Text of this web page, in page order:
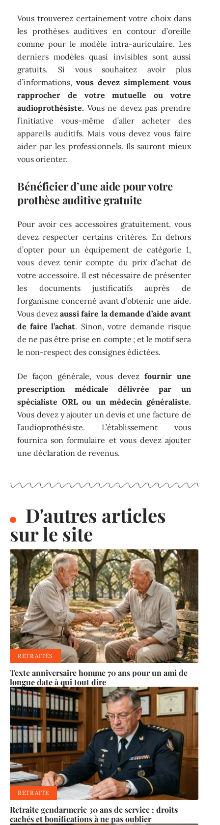
Vous trouverez certainement votre choix dans
les prothèses auditives en contour d’oreille
comme pour le modèle intra-auriculaire. Les
derniers modèles quasi invisibles sont aussi
gratuits. Si vous souhaitez avoir plus
d’informations,vous devez simplement vous
rapprocher de votre mutuelle ou votre
audioprothésiste. Vous ne devez pas prendre
l’initiative vous-même d’aller acheter des
appareils auditifs. Mais vous devez vous faire
aider par les professionnels. Ils sauront mieux
vous orienter.
Bénéficier d’une aide pour votre
prothèse auditive gratuite
Pour avoir ces accessoires gratuitement, vous
devez respecter certains critères. En dehors
d’opter pour un équipement de catégorie 1,
vous devez tenir compte du prix d’achat de
votre accessoire. Il est nécessaire de présenter
les documents justificatifs auprès de
l’organisme concerné avant d’obtenir une aide.
Vous devezaussi faire la demande d’aide avant
de faire l’achat. Sinon, votre demande risque
de ne pas être prise en compte ; et le motif sera
le non-respect des consignes édictées.
De façon générale, vous devez fournir une
prescription médicale délivrée par un
spécialiste ORL ou un médecin généraliste.
Vous devez y ajouter un devis et une facture de
l’audioprothésiste. L’établissement vous
fournira son formulaire et vous devez ajouter
une déclaration de revenus.
D'autres articles
sur le site
RETRAITÉS
Texte anniversaire homme 70 ans pour un ami de
longue date à qui tout dire
RETRAITE
Retraite gendarmerie 30 ans de service : droits
cachés et bonifications à ne pas oublier